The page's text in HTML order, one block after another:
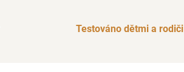
Testováno dětmi a rodiči